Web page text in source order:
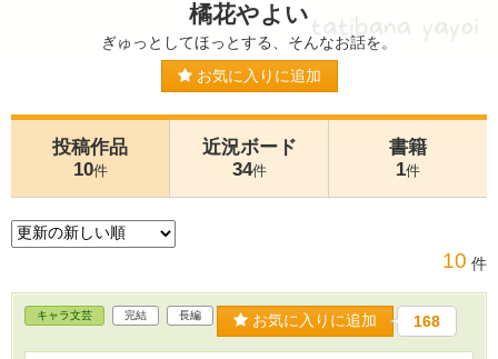
橘花やよい
ぎゅっとしてほっとする、そんなお話を。
お気に入りに追加
投稿作品
10件
近況ボード
34件
書籍
1件
10 件
キャラ文芸 完結 長編 お気に入りに追加 168